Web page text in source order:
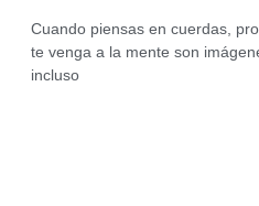
Cuando piensas en cuerdas,
te venga a la mente son
incluso